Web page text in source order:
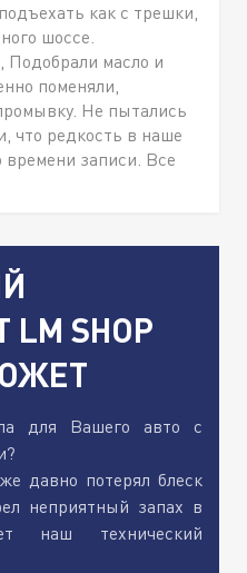
как с трешки,
шоссе.
масло и
поменяли,
Не пытались
что редкость в наше
времени записи. Все
SHOP
для Вашего авто с
давно потерял блеск
неприятный запах в
наш технический